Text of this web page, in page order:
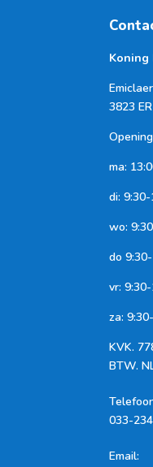
Koning
3823
ma:
di:
wo:
do
vr:
za:
KVK.
BTW.
033-
Email: